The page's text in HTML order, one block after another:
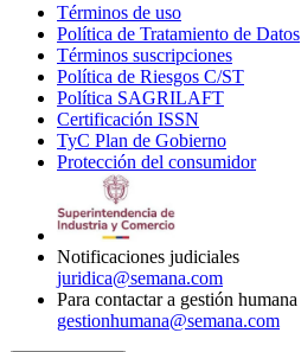
Términos de uso
in
new
window
Política de Tratamiento de Datos
Términos suscripciones
in
Política de Riesgos C/ST
Política SAGRILAFT
new
window
Certificación ISSN
in
new
TyC Plan de Gobierno
in
Protección del consumidorOpens
Notificaciones judiciales
juridica@semana.com
Para contactar a gestión humana
gestionhumana@semana.com